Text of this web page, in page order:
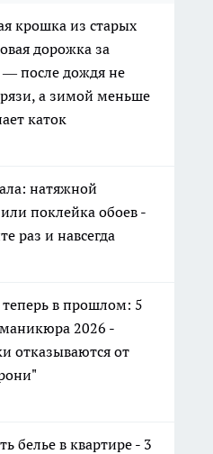
крошка из старых
дорожка за
после дождя не
а зимой меньше
каток
натяжной
поклейка обоев -
раз и навсегда
теперь в прошлом: 5
2026 -
отказываются от
белье в квартире - 3